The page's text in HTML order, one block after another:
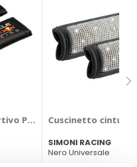
Powerbar Carbon - RED
Cuscinetto cintura
SIMONI RACING
Nero Universale